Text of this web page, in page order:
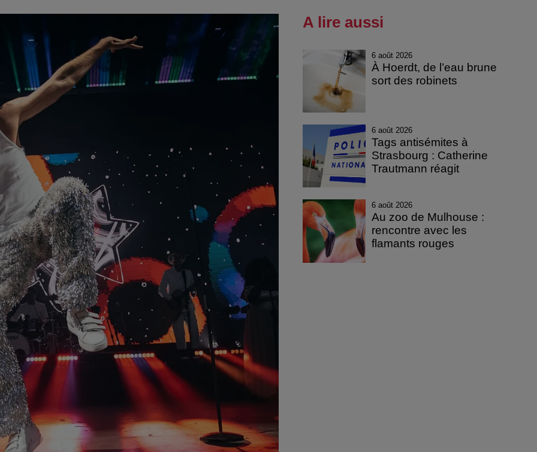
A lire aussi
6 août 2026
À Hoerdt, de l’eau brune
sort des robinets
6 août 2026
Tags antisémites à
Strasbourg : Catherine
Trautmann réagit
6 août 2026
Au zoo de Mulhouse :
rencontre avec les
flamants rouges